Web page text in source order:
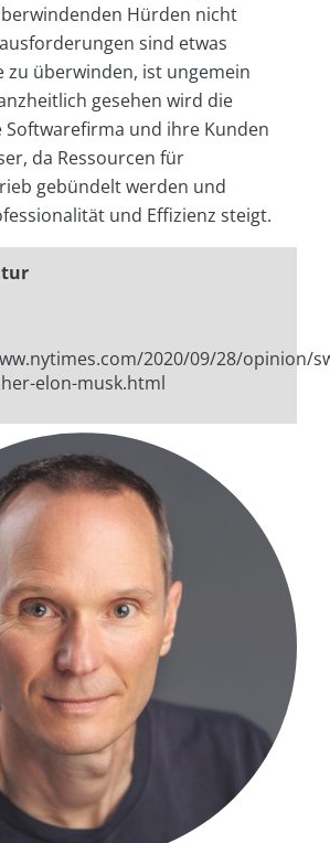
Hürden nicht
sind etwas
zu überwinden, ist ungemein
gesehen wird die
und ihre Kunden
da Ressourcen für
gebündelt werden und
und Effizienz steigt.
2020/09/28/opinion/
elon-musk.html